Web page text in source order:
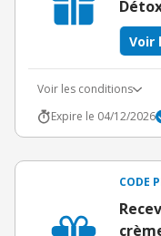
Voir
Voir les conditions
Expire le 04/12/2026
CODE